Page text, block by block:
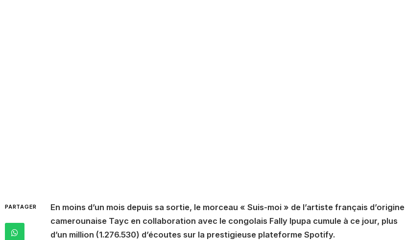
PARTAGER
En moins d’un mois depuis sa sortie, le morceau « Suis-moi » de l’artiste français d’origine
camerounaise Tayc en collaboration avec le congolais Fally Ipupa cumule à ce jour, plus
d’un million (1.276.530) d’écoutes sur la prestigieuse plateforme Spotify.